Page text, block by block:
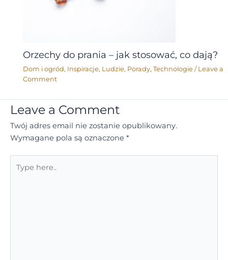
Orzechy do prania – jak stosować, co dają?
Dom i ogród, Inspiracje, Ludzie, Porady, Technologie / Leave a
Comment
Leave a Comment
Twój adres email nie zostanie opublikowany.
Wymagane pola są oznaczone *
here..